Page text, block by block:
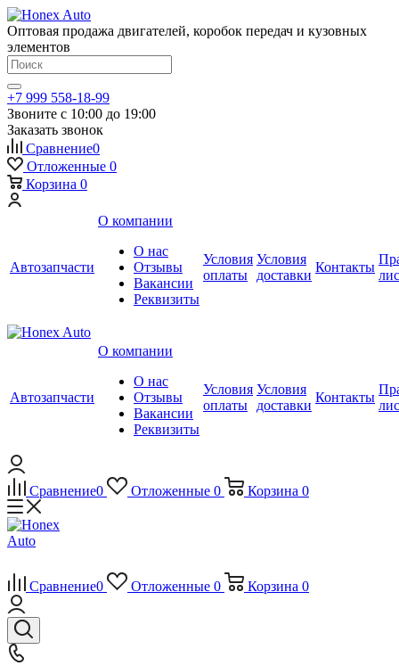
Оптовая продажа двигателей, коробок передач и кузовных
элементов
+7 999 558-18-99
Звоните с 10:00 до 19:00
Заказать звонок
Сравнение0
Отложенные 0
Корзина 0
Автозапчасти
О компании
О нас
Отзывы
Вакансии
Реквизиты
Условия
оплаты
Условия
доставки
Контакты
Автозапчасти
О компании
О нас
Отзывы
Вакансии
Реквизиты
Условия
оплаты
Условия
доставки
Контакты
Сравнение0 Отложенные 0 Корзина 0
Сравнение0 Отложенные 0 Корзина 0